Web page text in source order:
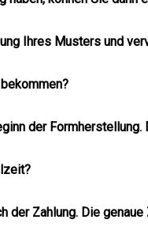
Ihres Musters und
der
der Zahlung. Die